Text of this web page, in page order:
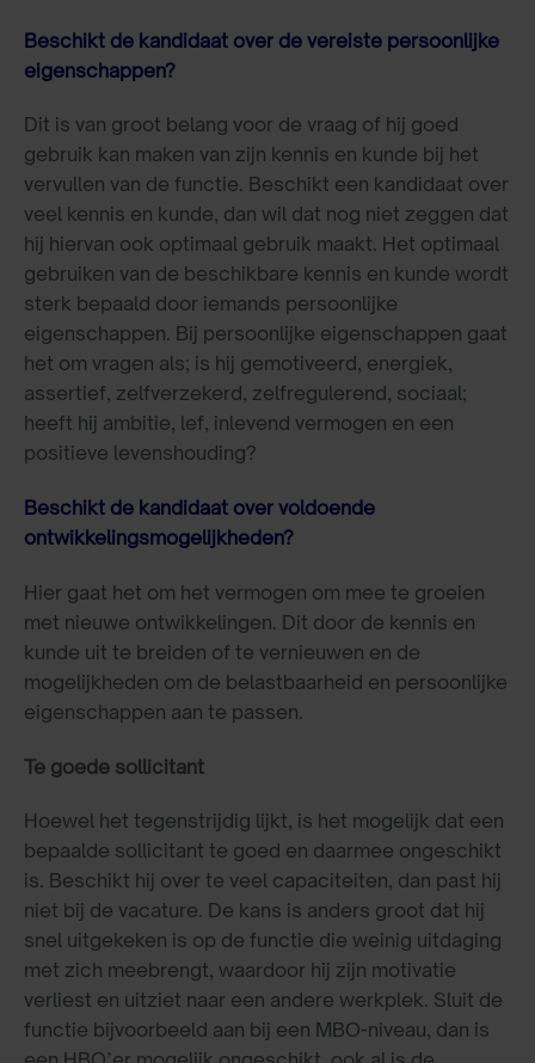
Beschikt de kandidaat over de vereiste persoonlijke
eigenschappen?
Dit is van groot belang voor de vraag of hij goed
gebruik kan maken van zijn kennis en kunde bij het
vervullen van de functie. Beschikt een kandidaat over
veel kennis en kunde, dan wil dat nog niet zeggen dat
hij hiervan ook optimaal gebruik maakt. Het optimaal
gebruiken van de beschikbare kennis en kunde wordt
sterk bepaald door iemands persoonlijke
eigenschappen. Bij persoonlijke eigenschappen gaat
het om vragen als; is hij gemotiveerd, energiek,
assertief, zelfverzekerd, zelfregulerend, sociaal;
heeft hij ambitie, lef, inlevend vermogen en een
positieve levenshouding?
Beschikt de kandidaat over voldoende
ontwikkelingsmogelijkheden?
Hier gaat het om het vermogen om mee te groeien
met nieuwe ontwikkelingen. Dit door de kennis en
kunde uit te breiden of te vernieuwen en de
mogelijkheden om de belastbaarheid en persoonlijke
eigenschappen aan te passen.
Te goede sollicitant
Hoewel het tegenstrijdig lijkt, is het mogelijk dat een
bepaalde sollicitant te goed en daarmee ongeschikt
is. Beschikt hij over te veel capaciteiten, dan past hij
niet bij de vacature. De kans is anders groot dat hij
snel uitgekeken is op de functie die weinig uitdaging
met zich meebrengt, waardoor hij zijn motivatie
verliest en uitziet naar een andere werkplek. Sluit de
functie bijvoorbeeld aan bij een MBO-niveau, dan is